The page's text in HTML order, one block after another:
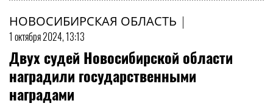
НОВОСИБИРСКАЯ ОБЛАСТЬ |
1 октября 2024, 13:13
Двух судей Новосибирской области
наградили государственными
наградами